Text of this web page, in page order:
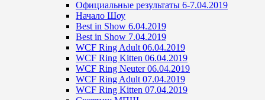
Официальные результаты 6-7.04.2019
Начало Шоу
Best in Show 6.04.2019
Best in Show 7.04.2019
WCF Ring Adult 06.04.2019
WCF Ring Kitten 06.04.2019
WCF Ring Neuter 06.04.2019
WCF Ring Adult 07.04.2019
WCF Ring Kitten 07.04.2019